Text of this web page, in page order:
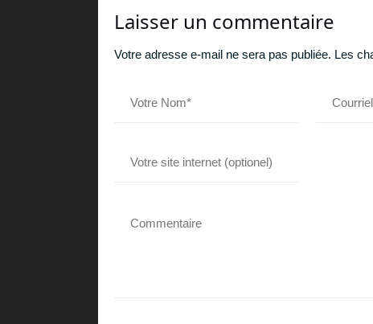
Laisser un commentaire
Votre adresse e-mail ne sera pas publiée. Les